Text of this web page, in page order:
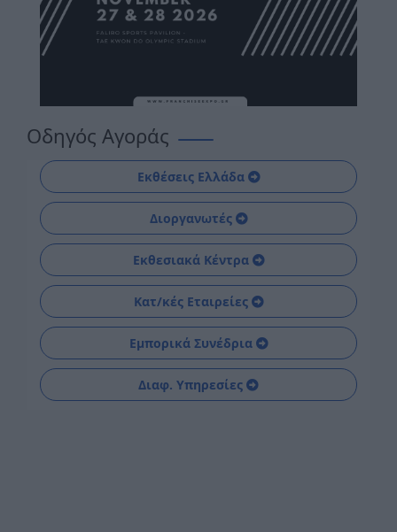
Οδηγός Αγοράς
Εκθέσεις Ελλάδα
Διοργανωτές
Εκθεσιακά Κέντρα
Κατ/κές Εταιρείες
Εμπορικά Συνέδρια
Διαφ. Υπηρεσίες